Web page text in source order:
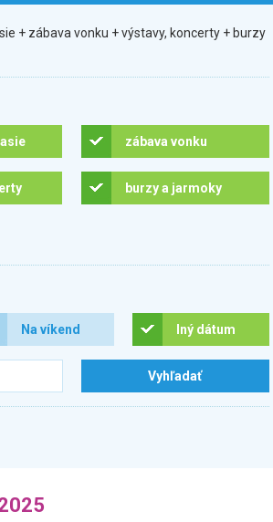
+ zábava vonku + výstavy, koncerty + burzy
zábava vonku
burzy a jarmoky
Na víkend Iný dátum